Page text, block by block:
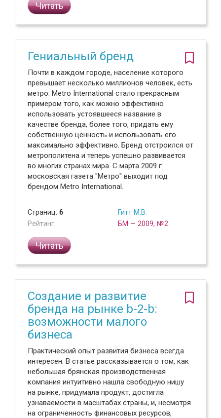
Читать
Гениальный бренд
Почти в каждом городе, население которого
превышает несколько миллионов человек, есть
метро. Metro International стало прекрасным
примером того, как можно эффективно
использовать устоявшееся название в
качестве бренда, более того, придать ему
собственную ценность и использовать его
максимально эффективно. Бренд отстроился от
метрополитена и теперь успешно развивается
во многих странах мира. С марта 2009 г.
московская газета "Метро" выходит под
брендом Metro International.
Страниц: 6
Рейтинг:
Гитт М.В.
БМ — 2009, №2
Читать
Создание и развитие
бренда на рынке b-2-b:
возможности малого
бизнеса
Практический опыт развития бизнеса всегда
интересен. В статье рассказывается о том, как
небольшая брянская производственная
компания интуитивно нашла свободную нишу
на рынке, придумала продукт, достигла
узнаваемости в масштабах страны, и, несмотря
на ограниченность финансовых ресурсов,